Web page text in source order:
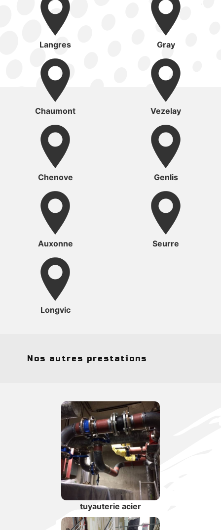
Langres Gray
Chaumont Vezelay
Chenove Genlis
Auxonne Seurre
Longvic
Nos autres prestations
tuyauterie acier